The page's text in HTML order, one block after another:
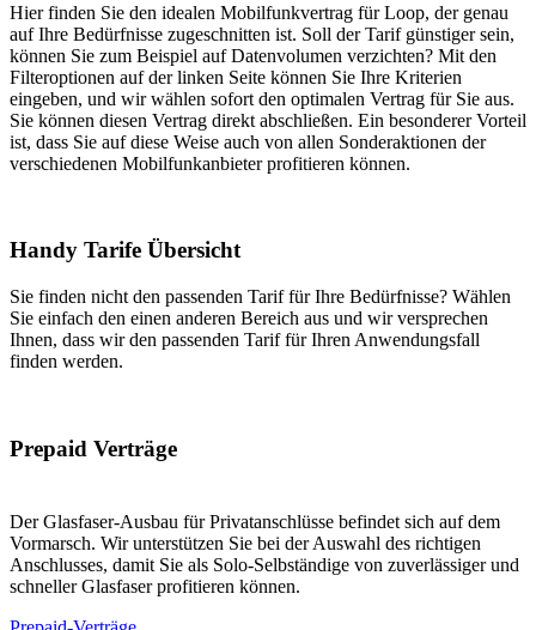
Hier finden Sie den idealen Mobilfunkvertrag für Loop, der genau
auf Ihre Bedürfnisse zugeschnitten ist. Soll der Tarif günstiger sein,
können Sie zum Beispiel auf Datenvolumen verzichten? Mit den
Filteroptionen auf der linken Seite können Sie Ihre Kriterien
eingeben, und wir wählen sofort den optimalen Vertrag für Sie aus.
Sie können diesen Vertrag direkt abschließen. Ein besonderer Vorteil
ist, dass Sie auf diese Weise auch von allen Sonderaktionen der
verschiedenen Mobilfunkanbieter profitieren können.
Handy Tarife Übersicht
Sie finden nicht den passenden Tarif für Ihre Bedürfnisse? Wählen
Sie einfach den einen anderen Bereich aus und wir versprechen
Ihnen, dass wir den passenden Tarif für Ihren Anwendungsfall
finden werden.
Prepaid Verträge
Der Glasfaser-Ausbau für Privatanschlüsse befindet sich auf dem
Vormarsch. Wir unterstützen Sie bei der Auswahl des richtigen
Anschlusses, damit Sie als Solo-Selbständige von zuverlässiger und
schneller Glasfaser profitieren können.